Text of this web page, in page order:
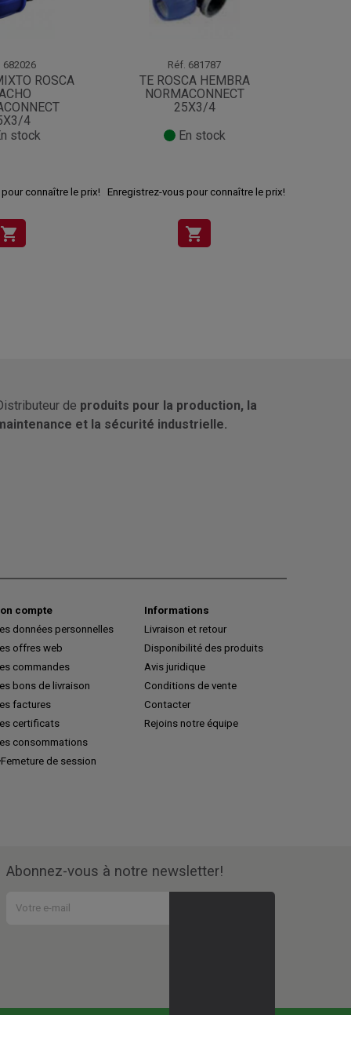
682026
ROSCA
4
stock
connaître le prix!
shopping_cart
Réf. 681787
TE ROSCA HEMBRA
NORMACONNECT
25X3/4
En stock
Enregistrez-vous pour connaître le prix!
shopping_cart
de produits pour la production, la
et la sécurité industrielle.
compte
données personnelles
offres web
commandes
bons de livraison
factures
certificats
consommations
Femeture de session
Informations
Livraison et retour
Disponibilité des produits
Avis juridique
Conditions de vente
Contacter
Rejoins notre équipe
Abonnez-vous à notre newsletter!